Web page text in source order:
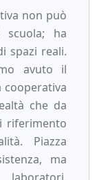
non può
ha
spazi reali.
avuto il
che da
riferimento
Piazza
ma